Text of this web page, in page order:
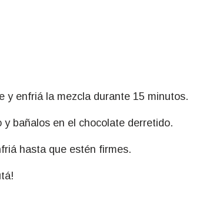
y enfriá la mezcla durante 15 minutos.
bañalos en el chocolate derretido.
hasta que estén firmes.